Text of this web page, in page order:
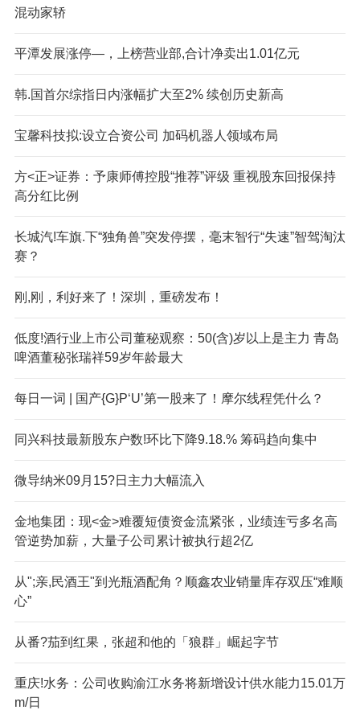
混动家轿
平潭发展涨停—，上榜营业部,合计净卖出1.01亿元
韩.国首尔综指日内涨幅扩大至2% 续创历史新高
宝馨科技拟:设立合资公司 加码机器人领域布局
方<正>证券：予康师傅控股“推荐”评级 重视股东回报保持
高分红比例
长城汽!车旗.下“独角兽”突发停摆，毫末智行“失速”智驾淘汰
赛？
刚,刚，利好来了！深圳，重磅发布！
低度!酒行业上市公司董秘观察：50(含)岁以上是主力 青岛
啤酒董秘张瑞祥59岁年龄最大
每日一词 | 国产{G}P‘U’第一股来了！摩尔线程凭什么？
同兴科技最新股东户数!环比下降9.18.% 筹码趋向集中
微导纳米09月15?日主力大幅流入
金地集团：现<金>难覆短债资金流紧张，业绩连亏多名高
管逆势加薪，大量子公司累计被执行超2亿
从";亲,民酒王"到光瓶酒配角？顺鑫农业销量库存双压“难顺
心”
从番?茄到红果，张超和他的「狼群」崛起字节
重庆!水务：公司收购渝江水务将新增设计供水能力15.01万
m/日